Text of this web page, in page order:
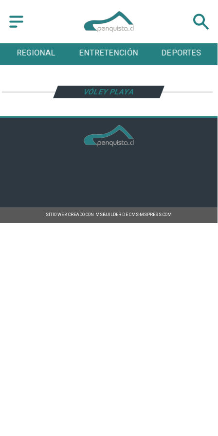
REGIONAL ENTRETENCIÓN DEPORTES
VÓLEY PLAYA
SITIO WEB CREADO CON MSBUILDER DE CMS-MSPRESS.COM